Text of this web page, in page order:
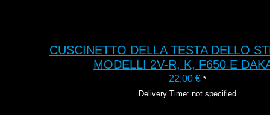
CUSCINETTO DELLA TESTA DELLO
MODELLI 2V-R, K, F650 E
22,00 € *
Delivery Time: not specified